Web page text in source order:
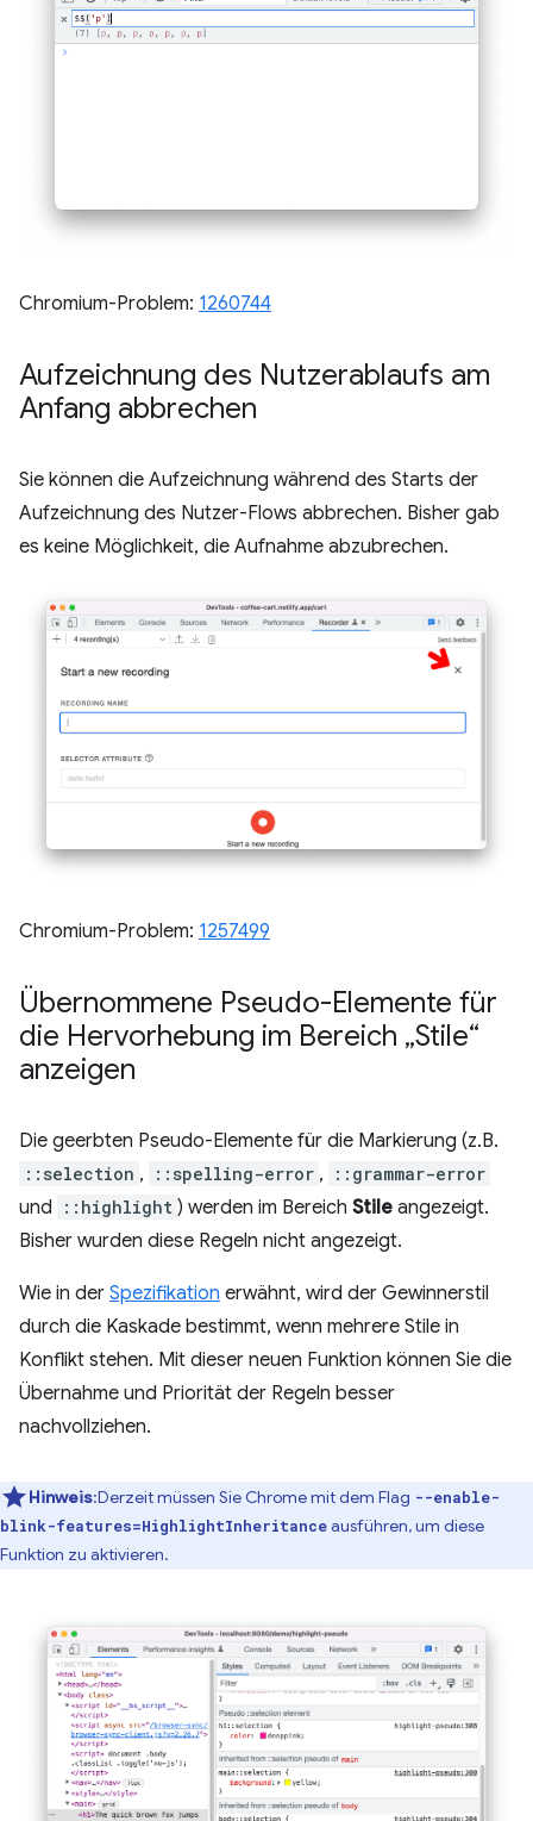
Chromium-Problem: 1260744
Aufzeichnung des Nutzerablaufs am
Anfang abbrechen
Sie können die Aufzeichnung während des Starts der
Aufzeichnung des Nutzer-Flows abbrechen. Bisher gab
es keine Möglichkeit, die Aufnahme abzubrechen.
Chromium-Problem: 1257499
Übernommene Pseudo-Elemente für
die Hervorhebung im Bereich „Stile“
anzeigen
Die geerbten Pseudo-Elemente für die Markierung (z.B.
::selection , ::spelling-error , ::grammar-error
und ::highlight ) werden im Bereich Stile angezeigt.
Bisher wurden diese Regeln nicht angezeigt.
Wie in der Spezifikation erwähnt, wird der Gewinnerstil
durch die Kaskade bestimmt, wenn mehrere Stile in
Konflikt stehen. Mit dieser neuen Funktion können Sie die
Übernahme und Priorität der Regeln besser
nachvollziehen.
Hinweis:Derzeit müssen Sie Chrome mit dem Flag --enable-
blink-features=HighlightInheritanceausführen, um diese
Funktion zu aktivieren.